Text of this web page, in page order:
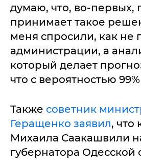
думаю, что, во-первых,
принимает такое
меня спросили, как не
администрации, а
который делает
что с вероятностью
Также советник
Геращенко заявил, что
Михаила Саакашвили
губернатора Одесской